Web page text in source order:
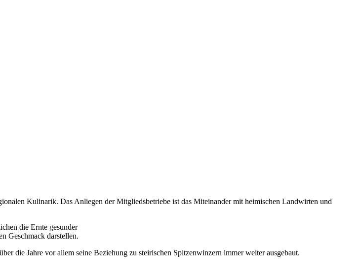
Kulinarik. Das Anliegen der Mitgliedsbetriebe ist das Miteinander mit heimischen Landwirten und
die Ernte gesunder
Geschmack darstellen.
die Jahre vor allem seine Beziehung zu steirischen Spitzenwinzern immer weiter ausgebaut.